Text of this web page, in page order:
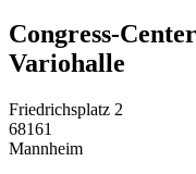
Congress-
Variohalle
Friedrichsplatz 2
68161
Mannheim